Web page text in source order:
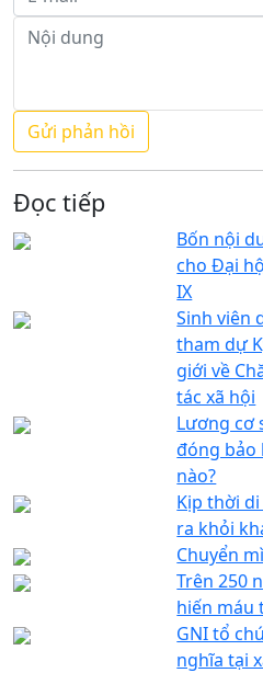
Đọc tiếp
Bốn nội
cho Đại
IX
Sinh viên
tham dự
giới về
tác xã hội
Lương cơ
đóng bảo
nào?
Kịp thời
ra khỏi
Chuyển
Trên 250
hiến máu
GNI tổ
nghĩa tại